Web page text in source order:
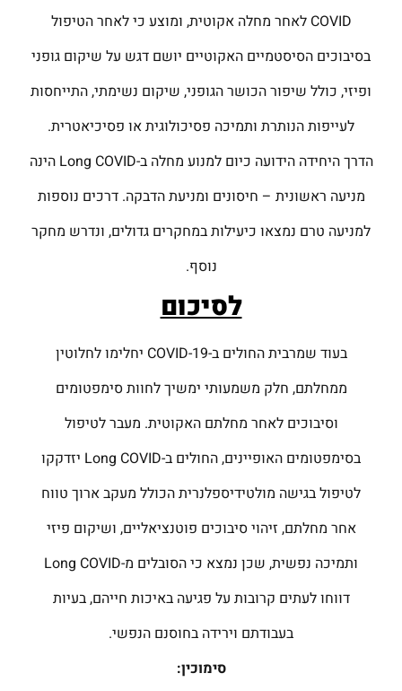
COVID לאחר מחלה אקוטית, ומוצע כי לאחר הטיפול
בסיבוכים הסיסטמיים האקוטיים יושם דגש על שיקום גופני
ופיזי, כולל שיפור הכושר הגופני, שיקום נשימתי, התייחסות
לעייפות הנותרת ותמיכה פסיכולוגית או פסיכיאטרית.
הדרך היחידה הידועה כיום למנוע מחלה ב-Long COVID הינה
מניעה ראשונית – חיסונים ומניעת הדבקה. דרכים נוספות
למניעה טרם נמצאו כיעילות במחקרים גדולים, ונדרש מחקר
נוסף.
לסיכום
בעוד שמרבית החולים ב-COVID-19 יחלימו לחלוטין
ממחלתם, חלק משמעותי ימשיך לחוות סימפטומים
וסיבוכים לאחר מחלתם האקוטית. מעבר לטיפול
בסימפטומים האופיינים, החולים ב-Long COVID יזדקקו
לטיפול בגישה מולטידיספלנרית הכולל מעקב ארוך טווח
אחר מחלתם, זיהוי סיבוכים פוטנציאליים, ושיקום פיזי
ותמיכה נפשית, שכן נמצא כי הסובלים מ-Long COVID
דווחו לעתים קרובות על פגיעה באיכות חייהם, בעיות
בעבודתם וירידה בחוסנם הנפשי.
סימוכין: